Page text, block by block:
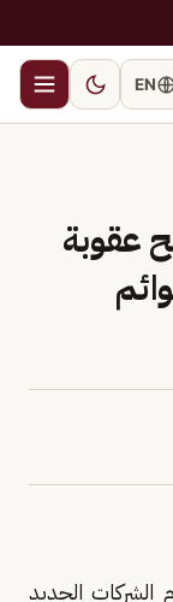
EN
عقوبة
الشركات الجديد